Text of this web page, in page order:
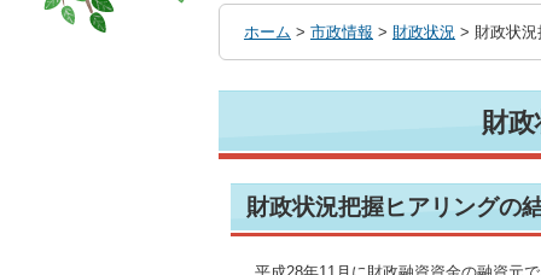
ホーム > 市政情報 > 財政状況 > 財政状
財
財政状況把握ヒアリングの